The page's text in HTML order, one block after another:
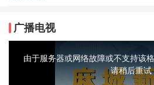
广播电视
modal由于服务器或网络故障或不支持该
请稍后重试